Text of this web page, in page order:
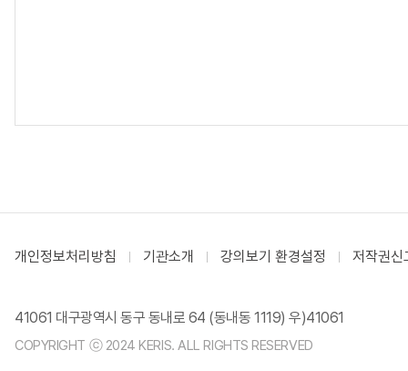
개인정보처리방침 기관소개 강의보기 환경설정 저작권신
41061 대구광역시 동구 동내로 64 (동내동 1119) 우)41061
COPYRIGHT ⓒ 2024 KERIS. ALL RIGHTS RESERVED